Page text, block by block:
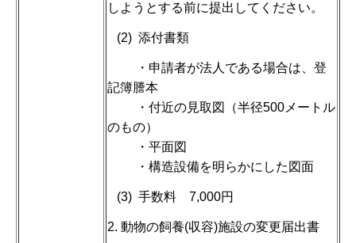
しようとする前に提出してください。
(2) 添付書類
・申請者が法人である場合は、登
記簿謄本
・付近の見取図（半径500メートル
のもの）
・平面図
・構造設備を明らかにした図面
(3) 手数料 7,000円
2. 動物の飼養(収容)施設の変更届出書